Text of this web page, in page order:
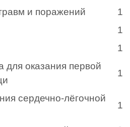
и поражений
1
1
1
для оказания первой
1
сердечно-лёгочной
1